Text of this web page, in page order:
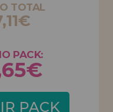
TOTAL
PACK:
PACK